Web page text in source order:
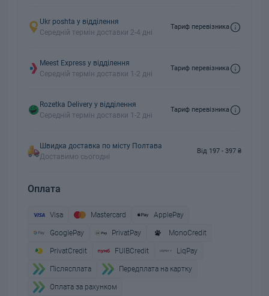
Ukr poshta у відділення
Середній термін доставки 2-4 дні
Тариф перевізника
Meest Express у відділення
Середній термін доставки 1-2 дні
Тариф перевізника
Rozetka Delivery у відділення
Середній термін доставки 1-2 дні
Тариф перевізника
Швидка доставка по місту Полтава
Доставимо сьогодні
Від 197 - 397 ₴
Оплата
Visa Mastercard ApplePay
GooglePay PrivatPay MonoCredit
PrivatCredit FUIBCredit LiqPay
Пiслясплата Передплата на картку
Оплата за рахунком